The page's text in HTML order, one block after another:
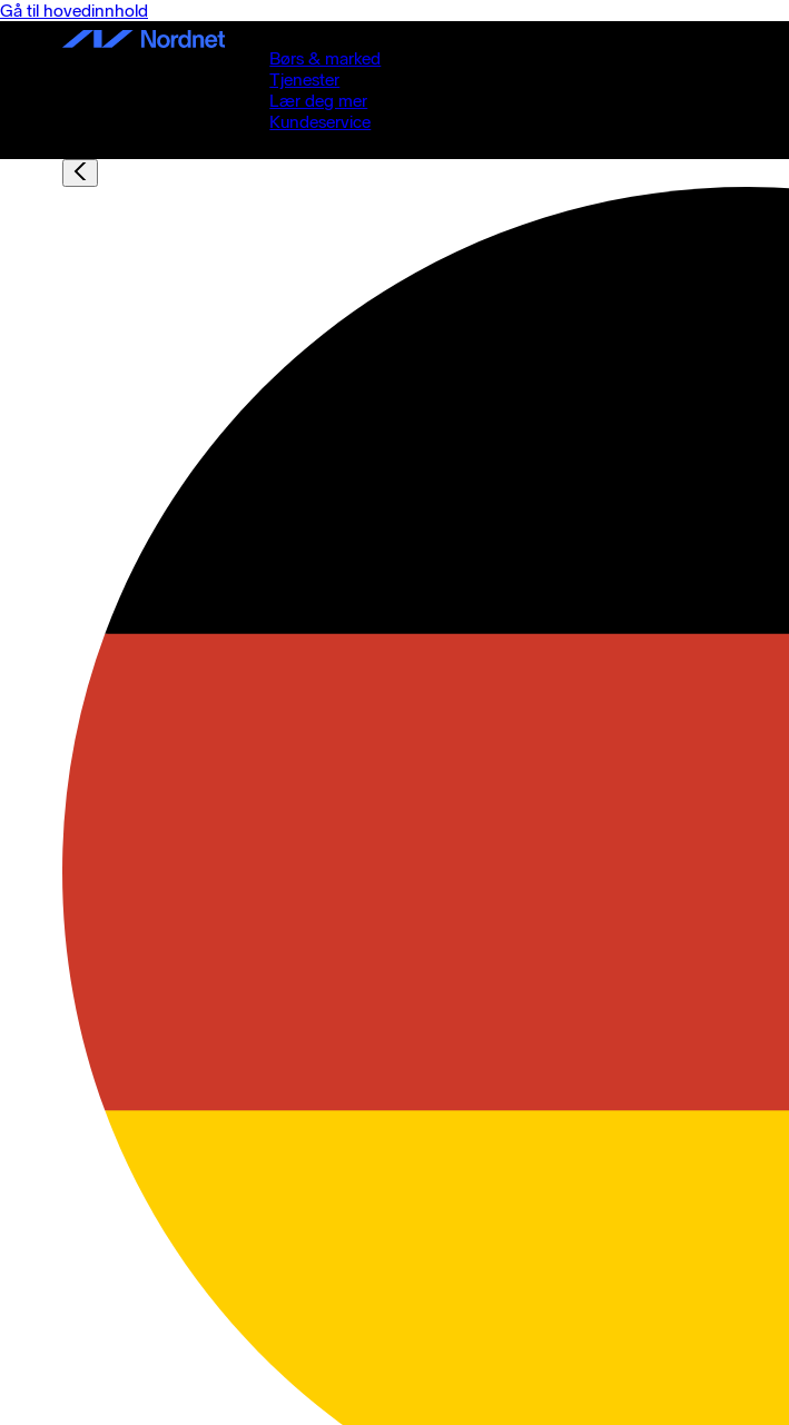
Gå til hovedinnhold
Børs & marked
Tjenester
Lær deg mer
Kundeservice